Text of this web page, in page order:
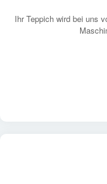
Ihr Teppich wird bei uns